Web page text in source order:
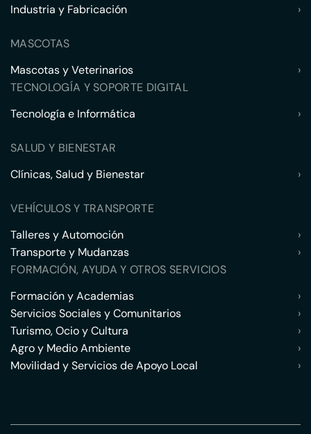
Industria y Fabricación
›
MASCOTAS
Mascotas y Veterinarios
›
TECNOLOGÍA Y SOPORTE DIGITAL
Tecnología e Informática
›
SALUD Y BIENESTAR
Clínicas, Salud y Bienestar
›
VEHÍCULOS Y TRANSPORTE
Talleres y Automoción
›
Transporte y Mudanzas
›
FORMACIÓN, AYUDA Y OTROS SERVICIOS
Formación y Academias
›
Servicios Sociales y Comunitarios
›
Turismo, Ocio y Cultura
›
Agro y Medio Ambiente
›
Movilidad y Servicios de Apoyo Local
›